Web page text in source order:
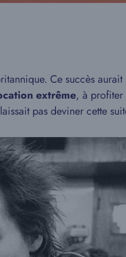
Ce succès aurait
extrême, à profiter
pas deviner cette